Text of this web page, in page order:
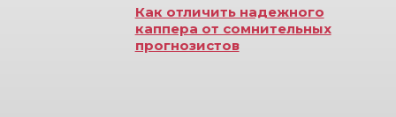
Как отличить надежного
каппера от сомнительных
прогнозистов